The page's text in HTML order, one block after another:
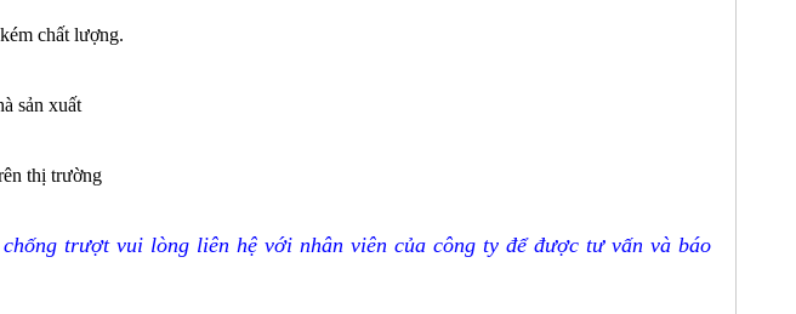
chất lượng.
sản xuất
thị trường
trượt vui lòng liên hệ với nhân viên của công ty để được tư vấn và báo